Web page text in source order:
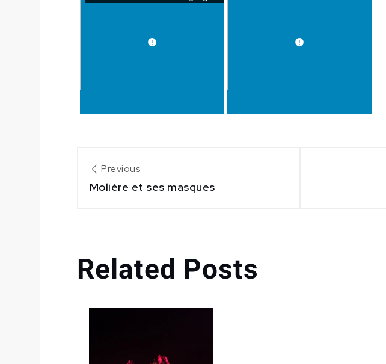
Navigation
de
Previous
Molière et ses masques
Related Posts